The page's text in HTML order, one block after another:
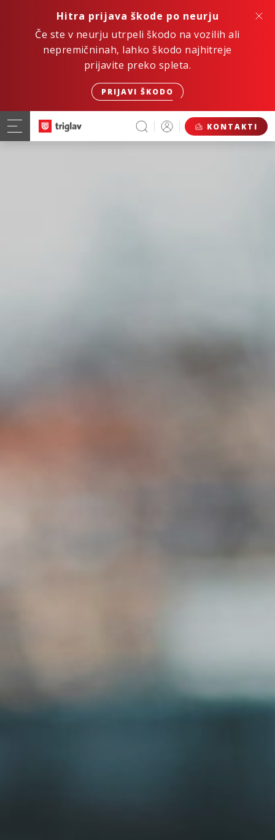
Hitra prijava škode po neurju
Če ste v neurju utrpeli škodo na vozilih ali
nepremičninah, lahko škodo najhitreje
prijavite preko spleta.
PRIJAVI ŠKODO
KONTAKTI